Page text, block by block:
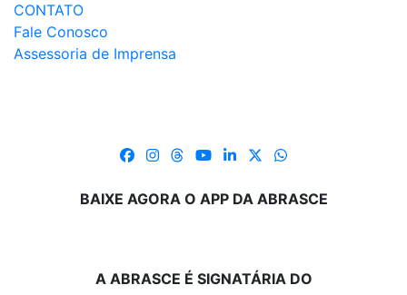
CONTATO
Fale Conosco
Assessoria de Imprensa
BAIXE AGORA O APP DA ABRASCE
A ABRASCE É SIGNATÁRIA DO